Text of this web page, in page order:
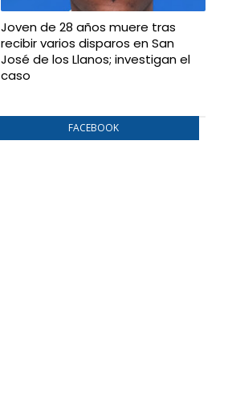
Joven de 28 años muere tras
recibir varios disparos en San
José de los Llanos; investigan el
caso
FACEBOOK